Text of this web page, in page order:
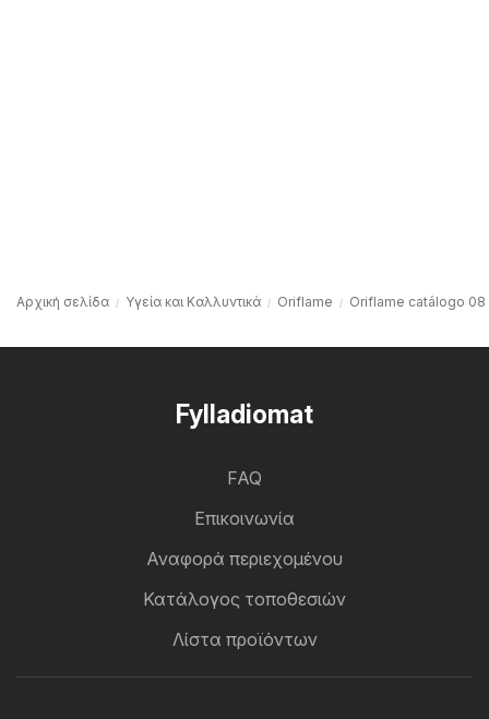
Αρχική σελίδα Υγεία και Καλλυντικά Oriflame Oriflame catálogo 08
Fylladiomat
FAQ
Επικοινωνία
Αναφορά περιεχομένου
Κατάλογος τοποθεσιών
Λίστα προϊόντων